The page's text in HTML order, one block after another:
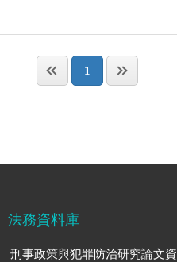
1
法務資料庫
刑事政策與犯罪防治研究論文資